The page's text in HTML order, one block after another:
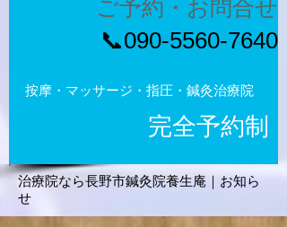
按摩・マッサージ・指圧・鍼灸治療院
完全予約制
​📞090-5560-7640
ご予約・お問合せ
治療院なら長野市鍼灸院養生庵｜お知ら
せ